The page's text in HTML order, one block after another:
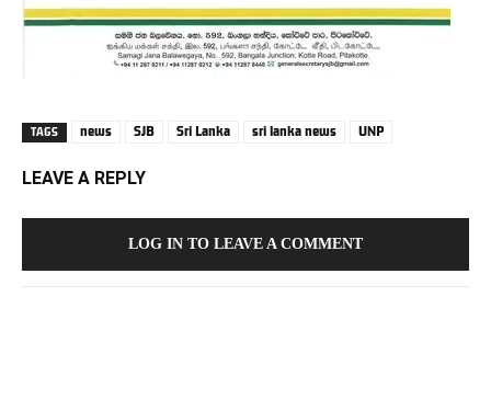
TAGS news SJB Sri Lanka sri lanka news UNP
LEAVE A REPLY
LOG IN TO LEAVE A COMMENT